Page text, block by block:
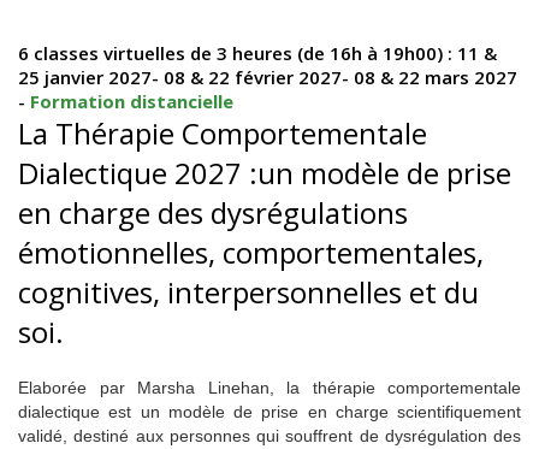
6 classes virtuelles de 3 heures (de 16h à 19h00) : 11 &
25 janvier 2027- 08 & 22 février 2027- 08 & 22 mars 2027
- Formation distancielle
La Thérapie Comportementale
Dialectique 2027 :un modèle de prise
en charge des dysrégulations
émotionnelles, comportementales,
cognitives, interpersonnelles et du
soi.
Elaborée par Marsha Linehan, la thérapie comportementale
dialectique est un modèle de prise en charge scientifiquement
validé, destiné aux personnes qui souffrent de dysrégulation des